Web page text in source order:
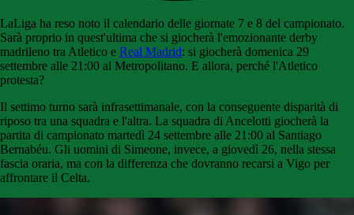
LaLiga ha reso noto il calendario delle giornate 7 e 8 del campionato.
Sarà proprio in quest'ultima che si giocherà l'emozionante derby
madrileno tra Atletico e Real Madrid: si giocherà domenica 29
settembre alle 21:00 al Metropolitano. E allora, perché l'Atletico
protesta?
Il settimo turno sarà infrasettimanale, con la conseguente disparità di
riposo tra una squadra e l'altra. La squadra di Ancelotti giocherà la
partita di campionato martedì 24 settembre alle 21:00 al Santiago
Bernabéu. Gli uomini di Simeone, invece, a giovedì 26, nella stessa
fascia oraria, ma con la differenza che dovranno recarsi a Vigo per
affrontare il Celta.